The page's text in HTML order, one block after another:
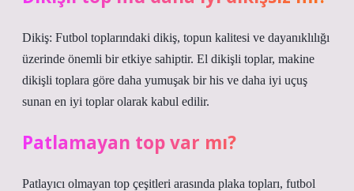
Dikiş: Futbol toplarındaki dikiş, topun kalitesi ve dayanıklılığı
üzerinde önemli bir etkiye sahiptir. El dikişli toplar, makine
dikişli toplara göre daha yumuşak bir his ve daha iyi uçuş
sunan en iyi toplar olarak kabul edilir.
Patlamayan top var mı?
Patlayıcı olmayan top çeşitleri arasında plaka topları, futbol